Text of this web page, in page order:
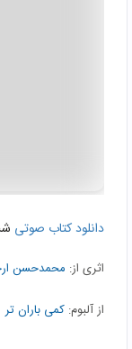
دانلود کتاب صوتی
اثری از: محمدحسن
از آلبوم: کمی باران تر